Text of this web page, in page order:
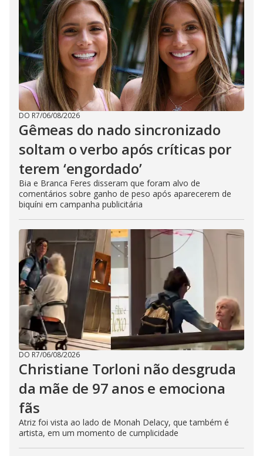
DO R7/06/08/2026
Gêmeas do nado sincronizado
soltam o verbo após críticas por
terem ‘engordado’
Bia e Branca Feres disseram que foram alvo de
comentários sobre ganho de peso após aparecerem de
biquíni em campanha publicitária
DO R7/06/08/2026
Christiane Torloni não desgruda
da mãe de 97 anos e emociona
fãs
Atriz foi vista ao lado de Monah Delacy, que também é
artista, em um momento de cumplicidade